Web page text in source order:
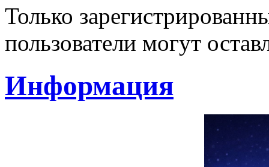
Только
пользователи могут
Информация